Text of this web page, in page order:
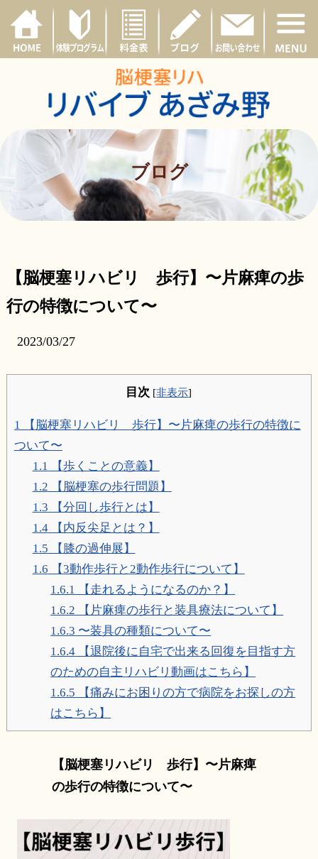
ブログ
【脳梗塞リハビリ 歩行】〜片麻痺の歩
行の特徴について〜
2023/03/27
目次 [非表示]
1 【脳梗塞リハビリ 歩行】〜片麻痺の歩行の特徴に
ついて〜
1.1 【歩くことの意義】
1.2 【脳梗塞の歩行問題】
1.3 【分回し歩行とは】
1.4【内反尖足とは？】
1.5 【膝の過伸展】
1.6 【3動作歩行と2動作歩行について】
1.6.1 【走れるようになるのか？】
1.6.2 【片麻痺の歩行と装具療法について】
1.6.3 〜装具の種類について〜
1.6.4 【退院後に自宅で出来る回復を目指す方
のための自主リハビリ動画はこちら】
1.6.5 【痛みにお困りの方で病院をお探しの方
はこちら】
【脳梗塞リハビリ 歩行】〜片麻痺
の歩行の特徴について〜